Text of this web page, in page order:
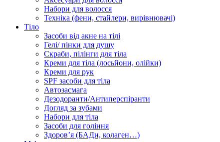
Набори для волосся
Техніка (фени, стайлери, вирівнювачі)
Тіло
Засоби від акне на тілі
Гелі/ пінки для душу
Скраби, пілінги для тіла
Креми для тіла (лосьйони, олійки)
Креми для рук
SPF засоби для тіла
Автозасмага
Дезодоранти/Антиперспіранти
Догляд за зубами
Набори для тіла
Засоби для гоління
Здоровʼя (БАДи, колаген…)